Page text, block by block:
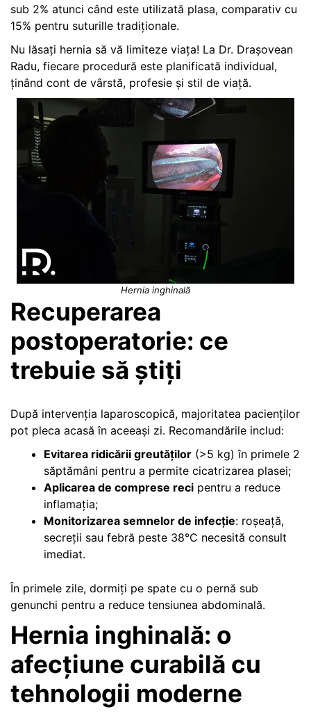
sub 2% atunci când este utilizată plasa, comparativ cu
15% pentru suturille tradiționale.
Nu lăsați hernia să vă limiteze viața! La Dr. Drașovean
Radu, fiecare procedură este planificată individual,
ținând cont de vârstă, profesie și stil de viață.
Hernia inghinală
Recuperarea
postoperatorie: ce
trebuie să știți
După intervenția laparoscopică, majoritatea pacienților
pot pleca acasă în aceeași zi. Recomandările includ:
Evitarea ridicării greutăților (>5 kg) în primele 2
săptămâni pentru a permite cicatrizarea plasei;
Aplicarea de comprese reci pentru a reduce
inflamația;
Monitorizarea semnelor de infecție: roșeață,
secreții sau febră peste 38°C necesită consult
imediat.
În primele zile, dormiți pe spate cu o pernă sub
genunchi pentru a reduce tensiunea abdominală.
Hernia inghinală: o
afecțiune curabilă cu
tehnologii moderne